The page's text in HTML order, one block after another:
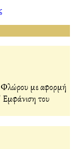
Φλώρου με αφορμή
του